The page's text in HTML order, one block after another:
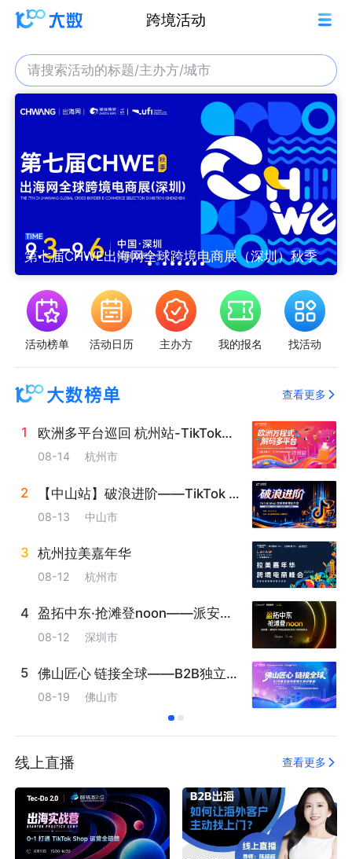
跨境活动
请搜索活动的标题/主办方/城市
深圳）秋季 2026沃尔玛全球电商旺季峰会
活动榜单 活动日历 主办方 我的报名 找活动
查看更多
1 欧洲多平台巡回 杭州站-TikTok&Otto&About You&allegro&manomano
08-14 杭州市
2 【中山站】破浪进阶——TikTok Shop全球卖家增长大会---十城巡回
08-13 中山市
3 杭州拉美嘉年华
08-12 杭州市
4 盈拓中东·抢滩登noon——派安盈 x noon 中国品牌启航海湾六国招商峰会
08-12 深圳市
5 佛山匠心 链接全球——B2B独立站外贸增长实战峰会
08-19 佛山市
线上直播 查看更多